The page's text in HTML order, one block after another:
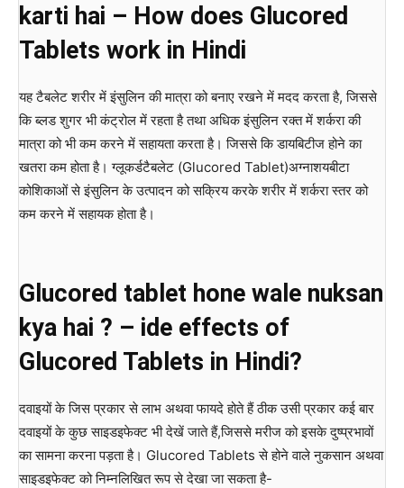
karti hai – How does Glucored
Tablets work in Hindi
यह टैबलेट शरीर में इंसुलिन की मात्रा को बनाए रखने में मदद करता है, जिससे
कि ब्लड शुगर भी कंट्रोल में रहता है तथा अधिक इंसुलिन रक्त में शर्करा की
मात्रा को भी कम करने में सहायता करता है। जिससे कि डायबिटीज होने का
खतरा कम होता है। ग्लूकर्डटैबलेट (Glucored Tablet)अग्नाशयबीटा
कोशिकाओं से इंसुलिन के उत्पादन को सक्रिय करके शरीर में शर्करा स्तर को
कम करने में सहायक होता है।
Glucored tablet hone wale nuksan
kya hai ? – ide effects of
Glucored Tablets in Hindi?
दवाइयों के जिस प्रकार से लाभ अथवा फायदे होते हैं ठीक उसी प्रकार कई बार
दवाइयों के कुछ साइडइफेक्ट भी देखें जाते हैं,जिससे मरीज को इसके दुष्प्रभावों
का सामना करना पड़ता है। Glucored Tablets से होने वाले नुकसान अथवा
साइडइफेक्ट को निम्नलिखित रूप से देखा जा सकता है-